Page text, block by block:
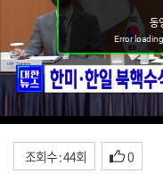
조회수 : 44회 0